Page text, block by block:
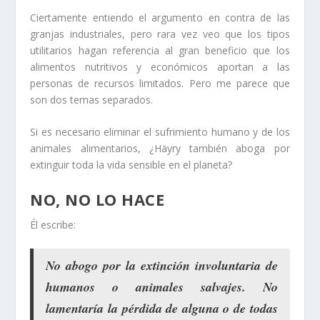
Ciertamente entiendo el argumento en contra de las
granjas industriales, pero rara vez veo que los tipos
utilitarios hagan referencia al gran beneficio que los
alimentos nutritivos y económicos aportan a las
personas de recursos limitados. Pero me parece que
son dos temas separados.
Si es necesario eliminar el sufrimiento humano y de los
animales alimentarios, ¿Häyry también aboga por
extinguir toda la vida sensible en el planeta?
NO, NO LO HACE
Él escribe:
No abogo por la extinción involuntaria de
humanos o animales salvajes. No
lamentaría la pérdida de alguna o de todas